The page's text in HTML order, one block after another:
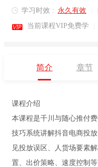
 学习时效 : 永久有效
 当前课程VIP免费学
简介 章节
课程介绍
本课程是千川与随心推付
技巧系统讲解抖音电商投
见投放误区、人货场要素
置、出价策略、速度控制